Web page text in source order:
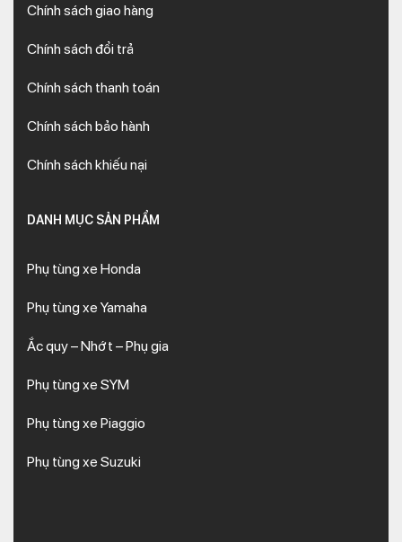
Chính sách giao hàng
Chính sách đổi trả
Chính sách thanh toán
Chính sách bảo hành
Chính sách khiếu nại
DANH MỤC SẢN PHẨM
Phụ tùng xe Honda
Phụ tùng xe Yamaha
Ắc quy – Nhớt – Phụ gia
Phụ tùng xe SYM
Phụ tùng xe Piaggio
Phụ tùng xe Suzuki